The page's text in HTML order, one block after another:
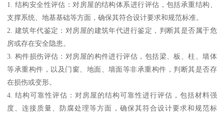
1. 结构安全性评估：对房屋的结构体系进行评估，包括承重结构、
支撑系统、地基基础等方面，确保其符合设计要求和规范标准。
2. 建筑年代鉴定：对房屋的建筑年代进行鉴定，判断其是否属于危
房或存在安全隐患。
3. 构件损伤评估：对房屋的构件进行评估，包括梁、板、柱、墙体
等承重构件，以及门窗、地面、墙面等非承重构件，判断其是否存
在损伤或变形。
4. 结构可靠性评估：对房屋的结构可靠性进行评估，包括材料强
度、连接质量、防腐处理等方面，确保其符合设计要求和规范标